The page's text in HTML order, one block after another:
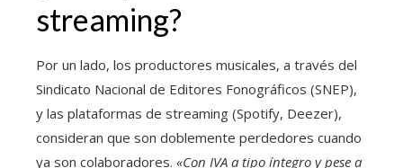
streaming?
Por un lado, los productores musicales, a través del
Sindicato Nacional de Editores Fonográficos (SNEP),
y las plataformas de streaming (Spotify, Deezer),
consideran que son doblemente perdedores cuando
ya son colaboradores. «Con IVA a tipo íntegro y pese a